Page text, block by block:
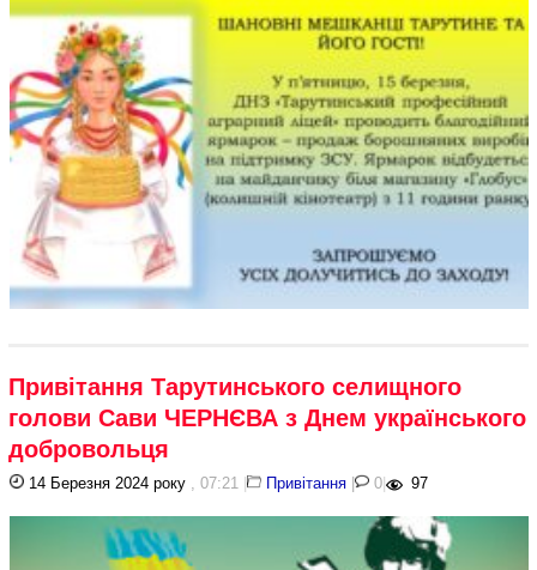
Привітання Тарутинського селищного
голови Сави ЧЕРНЄВА з Днем українського
добровольця
14 Березня 2024 року , 07:21 | Привітання | 0 | 97